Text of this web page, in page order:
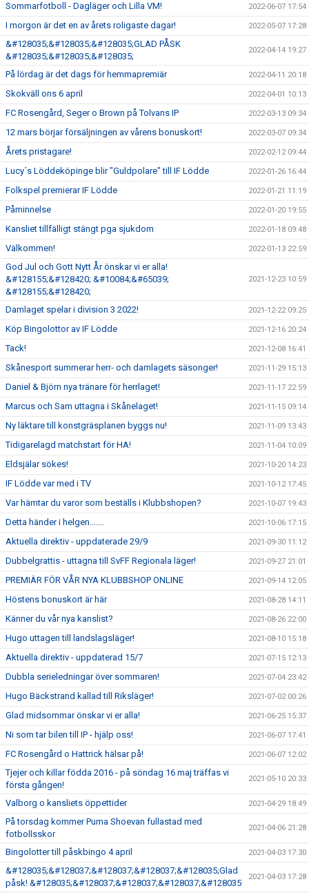
Sommarfotboll - Dagläger och Lilla VM! 2022-06-07 17:54
I morgon är det en av årets roligaste dagar! 2022-05-07 17:28
&#128035;&#128035;&#128035;GLAD PÅSK
&#128035;&#128035;&#128035;
2022-04-14 19:27
På lördag är det dags för hemmapremiär 2022-04-11 20:18
Skokväll ons 6 april 2022-04-01 10:13
FC Rosengård, Seger o Brown på Tolvans IP 2022-03-13 09:34
12 mars börjar försäljningen av vårens bonuskort! 2022-03-07 09:34
Årets pristagare! 2022-02-12 09:44
Lucy´s Löddeköpinge blir "Guldpolare" till IF Lödde 2022-01-26 16:44
Folkspel premierar IF Lödde 2022-01-21 11:19
Påminnelse 2022-01-20 19:55
Kansliet tillfälligt stängt pga sjukdom 2022-01-18 09:48
Välkommen! 2022-01-13 22:59
God Jul och Gott Nytt År önskar vi er alla!
&#128155;&#128420; &#10084;&#65039;
&#128155;&#128420;
2021-12-23 10:59
Damlaget spelar i division 3 2022! 2021-12-22 09:25
Köp Bingolottor av IF Lödde 2021-12-16 20:24
Tack! 2021-12-08 16:41
Skånesport summerar herr- och damlagets säsonger! 2021-11-29 15:13
Daniel & Björn nya tränare för herrlaget! 2021-11-17 22:59
Marcus och Sam uttagna i Skånelaget! 2021-11-15 09:14
Ny läktare till konstgräsplanen byggs nu! 2021-11-09 13:43
Tidigarelagd matchstart för HA! 2021-11-04 10:09
Eldsjälar sökes! 2021-10-20 14:23
IF Lödde var med i TV 2021-10-12 17:45
Var hämtar du varor som beställs i Klubbshopen? 2021-10-07 19:43
Detta händer i helgen....... 2021-10-06 17:15
Aktuella direktiv - uppdaterade 29/9 2021-09-30 11:12
Dubbelgrattis - uttagna till SvFF Regionala läger! 2021-09-27 21:01
PREMIÄR FÖR VÅR NYA KLUBBSHOP ONLINE 2021-09-14 12:05
Höstens bonuskort är här 2021-08-28 14:11
Känner du vår nya kanslist? 2021-08-26 22:00
Hugo uttagen till landslagsläger! 2021-08-10 15:18
Aktuella direktiv - uppdaterad 15/7 2021-07-15 12:13
Dubbla serieledningar över sommaren! 2021-07-04 23:42
Hugo Bäckstrand kallad till Riksläger! 2021-07-02 00:26
Glad midsommar önskar vi er alla! 2021-06-25 15:37
Ni som tar bilen till IP - hjälp oss! 2021-06-07 17:41
FC Rosengård o Hattrick hälsar på! 2021-06-07 12:02
Tjejer och killar födda 2016 - på söndag 16 maj träffas vi
första gången!
2021-05-10 20:33
Valborg o kansliets öppettider 2021-04-29 18:49
På torsdag kommer Puma Shoevan fullastad med
fotbollsskor
2021-04-06 21:28
Bingolotter till påskbingo 4 april 2021-04-03 17:30
&#128035;&#128037;&#128037;&#128037;&#128035;Glad
påsk! &#128035;&#128037;&#128037;&#128037;&#128035
2021-04-03 17:28